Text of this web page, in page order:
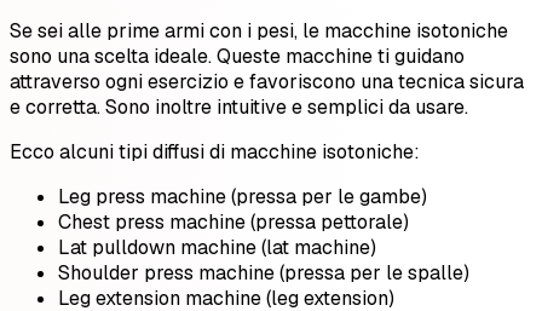
Se sei alle prime armi con i pesi, le macchine isotoniche
sono una scelta ideale. Queste macchine ti guidano
attraverso ogni esercizio e favoriscono una tecnica sicura
e corretta. Sono inoltre intuitive e semplici da usare.
Ecco alcuni tipi diffusi di macchine isotoniche:
Leg press machine (pressa per le gambe)
Chest press machine (pressa pettorale)
Lat pulldown machine (lat machine)
Shoulder press machine (pressa per le spalle)
Leg extension machine (leg extension)